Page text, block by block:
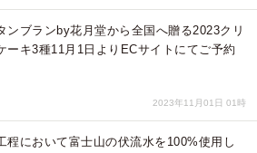
ンブランby花月堂から全国へ贈る2023クリ
ーキ3種11月1日よりECサイトにてご予約
2023年11月01日 01時
程において富士山の伏流水を100%使用し